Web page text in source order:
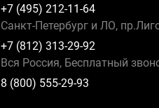
+7 (495) 212-11-64
Санкт-Петербург и ЛО,
+7 (812) 313-29-92
Вся Россия, Бесплатный
8 (800) 555-29-93